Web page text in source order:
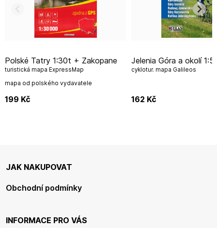
Polské Tatry 1:30t + Zakopane
turistická mapa ExpressMap
mapa od polského vydavatele
199 Kč
Jelenia Góra a okolí 1:50.000
cyklotur. mapa Galileos
162 Kč
JAK NAKUPOVAT
Obchodní podmínky
INFORMACE PRO VÁS